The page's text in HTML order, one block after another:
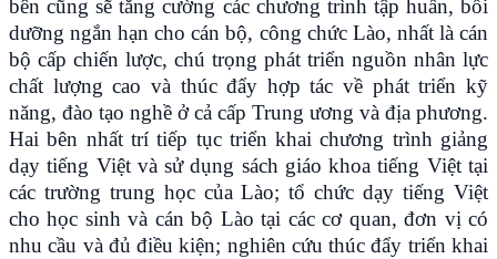
bên cũng sẽ tăng cường các chương trình tập huấn, bồi
dưỡng ngắn hạn cho cán bộ, công chức Lào, nhất là cán
bộ cấp chiến lược, chú trọng phát triển nguồn nhân lực
chất lượng cao và thúc đẩy hợp tác về phát triển kỹ
năng, đào tạo nghề ở cả cấp Trung ương và địa phương.
Hai bên nhất trí tiếp tục triển khai chương trình giảng
dạy tiếng Việt và sử dụng sách giáo khoa tiếng Việt tại
các trường trung học của Lào; tổ chức dạy tiếng Việt
cho học sinh và cán bộ Lào tại các cơ quan, đơn vị có
nhu cầu và đủ điều kiện; nghiên cứu thúc đẩy triển khai